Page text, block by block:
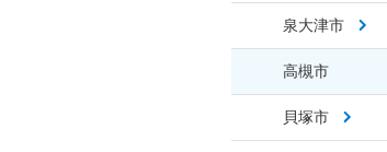
泉大津市
高槻市
貝塚市